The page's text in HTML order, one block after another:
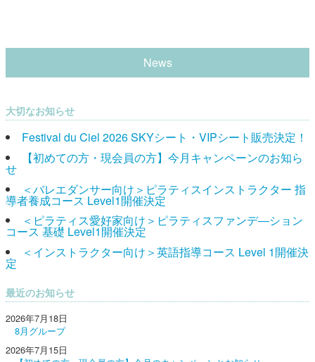
News
大切なお知らせ
Festival du Ciel 2026 SKYシート・VIPシート販売決定！
【初めての方・現会員の方】今月キャンペーンのお知ら
せ
＜バレエダンサー向け＞ピラティスインストラクター 指
導者養成コース Level1開催決定
＜ピラティス愛好家向け＞ピラティスファンデ―ション
コース 基礎 Level1開催決定
＜インストラクター向け＞英語指導コース Level 1開催決
定
最近のお知らせ
2026年7月18日
8月グループ
2026年7月15日